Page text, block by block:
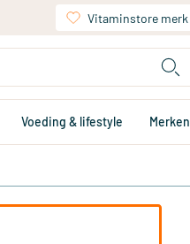
Vitaminstore merk
Voeding & lifestyle Merken